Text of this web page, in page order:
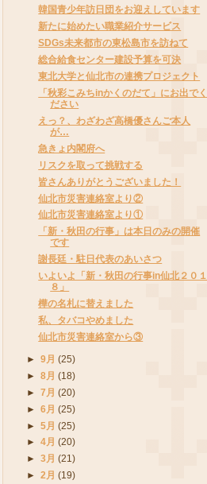
韓国青少年訪日団をお迎えしています
新たに始めたい職業紹介サービス
SDGs未来都市の東松島市を訪ねて
総合給食センター建設予算を可決
東北大学と仙北市の連携プロジェクト
「秋彩こみちinかくのだて」にお出でく
ださい
えっ？、わざわざ高橋優さんご本人
が…
急きょ内閣府へ
リスクを取って挑戦する
皆さんありがとうございました！
仙北市災害連絡室より②
仙北市災害連絡室より①
「新・秋田の行事」は本日のみの開催
です
謝長廷・駐日代表のあいさつ
いよいよ「新・秋田の行事in仙北２０１
８」
樺の名札に替えました
私、タバコやめました
仙北市災害連絡室から③
►9月(25)
►8月(18)
►7月(20)
►6月(25)
►5月(25)
►4月(20)
►3月(21)
►2月(19)